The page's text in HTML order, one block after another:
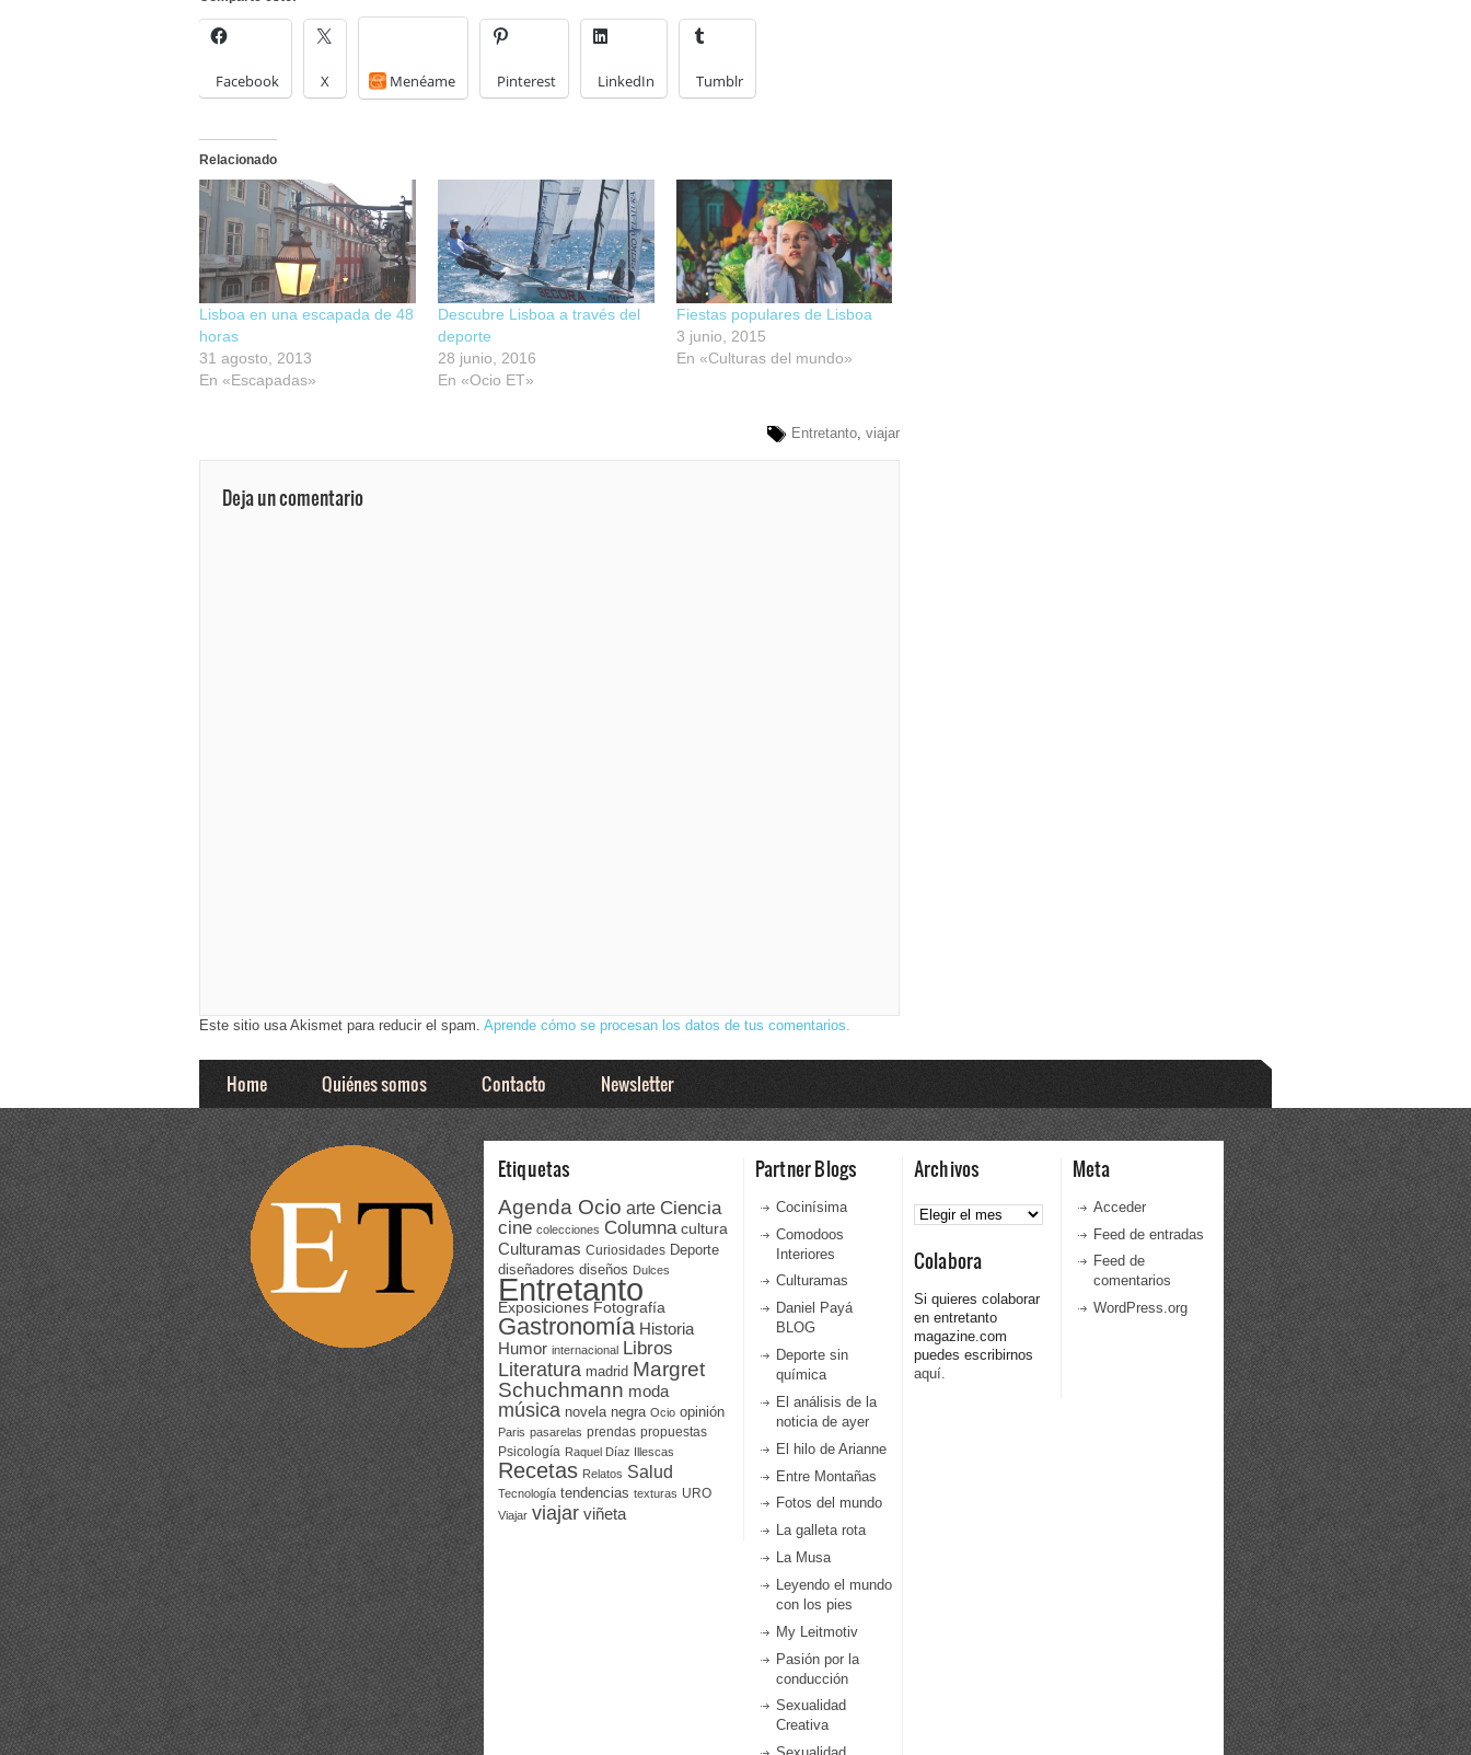
Facebook X Menéame Pinterest LinkedIn Tumblr
Relacionado
Lisboa en una escapada de 48
horas
31 agosto, 2013
En «Escapadas»
Descubre Lisboa a través del
deporte
28 junio, 2016
En «Ocio ET»
Fiestas populares de Lisboa
3 junio, 2015
En «Culturas del mundo»
Entretanto viajar
Deja un comentario
Este sitio usa Akismet para reducir el spam. Aprende cómo se procesan los datos de tus comentarios.
Home Quiénes somos Contacto Newsletter
Etiquetas
Agenda Ocio arte Ciencia
cine colecciones Columna cultura
Culturamas Curiosidades Deporte
diseñadores diseños Dulces
Entretanto
Exposiciones Fotografía
Gastronomía Historia
Humor internacional Libros
Literatura madrid Margret
Schuchmann moda
música novela negra Ocio opinión
Paris pasarelas prendas propuestas
Psicología Raquel Díaz Illescas
Recetas Relatos Salud
Tecnología tendencias texturas URO
Viajar viajar viñeta
Partner Blogs
Cocinísima
Comodoos
Interiores
Culturamas
Daniel Payá
BLOG
Deporte sin
química
El análisis de la
noticia de ayer
El hilo de Arianne
Entre Montañas
Fotos del mundo
La galleta rota
La Musa
Leyendo el mundo
con los pies
My Leitmotiv
Pasión por la
conducción
Sexualidad
Creativa
Archivos
Archivos
Colabora
Si quieres colaborar
en entretanto
magazine.com
puedes escribirnos
aquí.
Meta
Acceder
Feed de entradas
Feed de
comentarios
WordPress.org